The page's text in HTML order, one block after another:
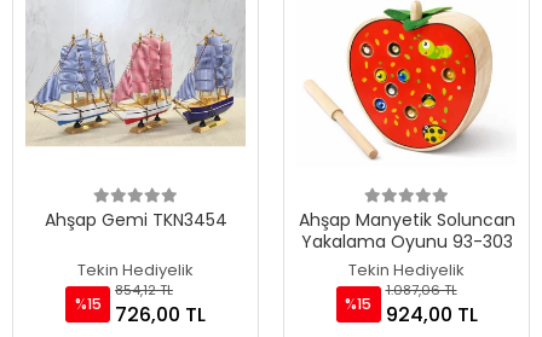
Ahşap Gemi TKN3454
Tekin Hediyelik
%15
854,12 TL
726,00 TL
Ahşap Manyetik Soluncan
Yakalama Oyunu 93-303
Tekin Hediyelik
%15
1.087,06 TL
924,00 TL